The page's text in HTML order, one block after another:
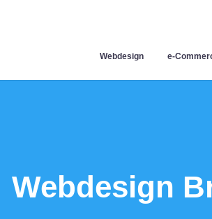
Webdesign e-
Webdesign